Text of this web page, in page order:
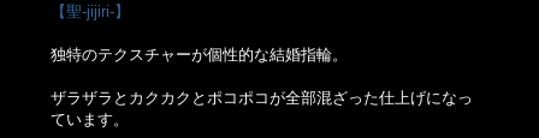
【聖-jijiri-】
独特のテクスチャーが個性的な結婚指輪。
ザラザラとカクカクとポコポコが全部混ざった仕上げになっ
ています。